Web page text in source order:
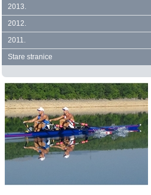
2013.
2012.
2011.
Stare stranice